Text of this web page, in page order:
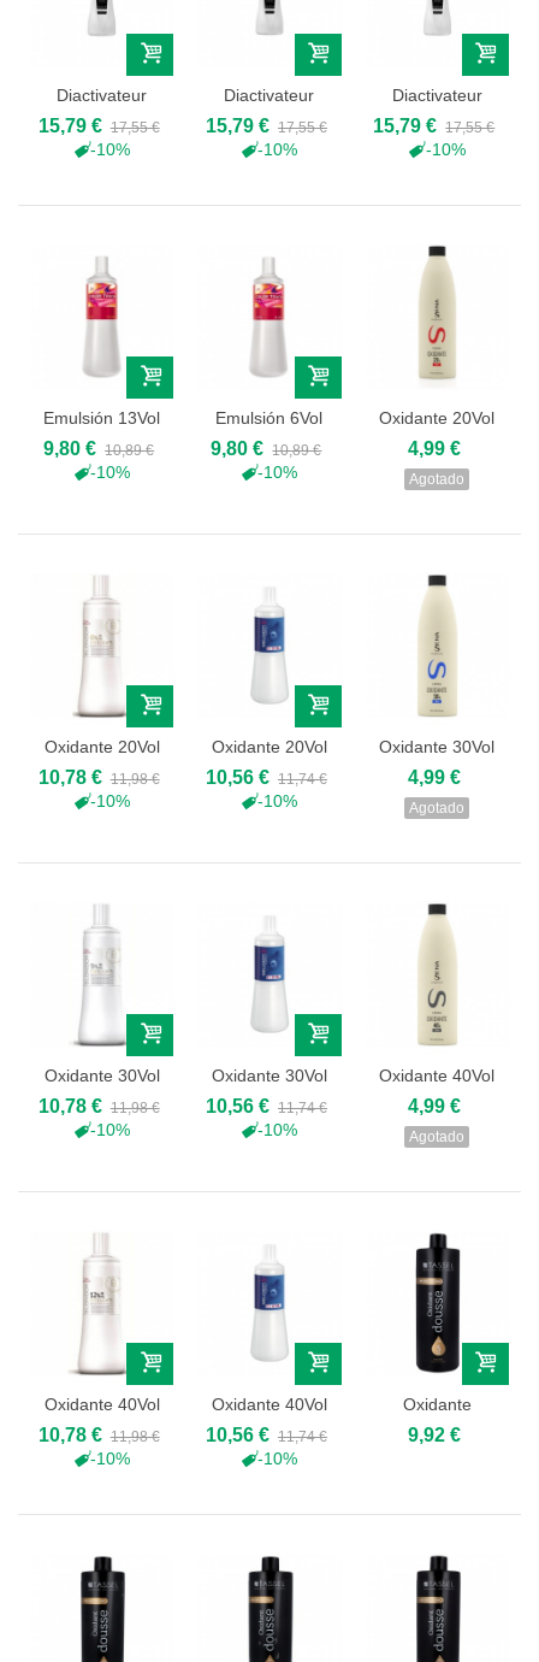
Diactivateur
Oxidante
15Vol...
15,79 € 17,55 €
-10%
Diactivateur
Oxidante 6Vol...
15,79 € 17,55 €
-10%
Diactivateur
Oxidante 9Vol...
15,79 € 17,55 €
-10%
Emulsión 13Vol
Color Touch
1000ml
9,80 € 10,89 €
-10%
Emulsión 6Vol
Color Touch
1000ml
9,80 € 10,89 €
-10%
Oxidante 20Vol
1000ml Sena
4,99 €
Agotado
Oxidante 20Vol
Freelights...
10,78 € 11,98 €
-10%
Oxidante 20Vol
Welloxon
Future...
10,56 € 11,74 €
-10%
Oxidante 30Vol
1000ml Sena
4,99 €
Agotado
Oxidante 30Vol
Freelights...
10,78 € 11,98 €
-10%
Oxidante 30Vol
Welloxon
Future...
10,56 € 11,74 €
-10%
Oxidante 40Vol
1000ml Sena
4,99 €
Agotado
Oxidante 40Vol
Freelights...
10,78 € 11,98 €
-10%
Oxidante 40Vol
Welloxon
Future...
10,56 € 11,74 €
-10%
Oxidante
Dousse 5Vol
9,92 €